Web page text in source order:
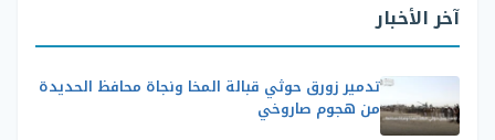
آخر الأخبار
تدمير زورق حوثي قبالة المخا ونجاة محافظ الحديدة
من هجوم صاروخي